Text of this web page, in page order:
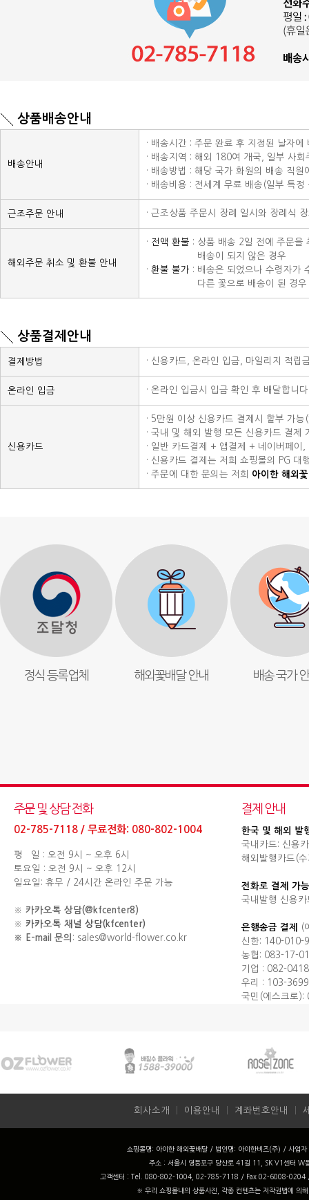
상품배송안내
배송안내
· 배송시간 : 주문 완료 후 지정된 날자에
· 배송지역 : 해외 180여 개국, 일부 사회
· 배송방법 : 해당 국가 화원의 배송 직원
· 배송비용 : 전세계 무료 배송(일부 특
근조주문 안내 · 근조상품 주문시 장례 일시와 장례식
해외주문 취소 및 환불 안내
· 전액 환불 : 상품 배송 2일 전에 주문을
배송이 되지 않은 경우
· 환불 불가 : 배송은 되었으나 수령자가
다른 꽃으로 배송이 된 경
상품결제안내
결제방법 · 신용카드, 온라인 입금, 마일리지 적
온라인 입금 · 온라인 입금시 입금 확인 후 배달합니
신용카드
· 5만원 이상 신용카드 결제시 할부 가
· 국내 및 해외 발행 모든 신용카드 결제
· 일반 카드결제 + 앱결제 + 네이버페이
· 신용카드 결제는 저희 쇼핑몰의 PG 대
· 주문에 대한 문의는 저희 아이한 해외
정식 등록업체 해외꽃배달 안내 배송 국가
주문 및 상담 전화
02-785-7118 / 무료전화: 080-802-1004
평 일 : 오전 9시 ~ 오후 6시
토요일 : 오전 9시 ~ 오후 12시
일요일: 휴무 / 24시간 온라인 주문 가능
※ 카카오톡 상담(@kfcenter8)
※ 카카오톡 채널 상담(kfcenter)
※ E-mail 문의 : sales@world-flower.co.kr
결제 안내
한국 및 해외 발
국내카드: 신용
해외발행카드(
전화로 결제 가
국내발행 신용
은행송금 결제
(
신한: 140-010-
농협: 083-17-
기업 : 082-
우리 : 103-
국민(에스크로
회사소개 이용안내 계좌번호안내
쇼핑몰명: 아이한 해외꽃배달 / 법인명: 아이한비즈(주) / 사업
주소 : 서울시 영등포구 당산로 41길 11, SK V1센터
고객센터 : Tel. 080-802-1004, 02-785-7118 / Fax 02-6008-0204
※ 우리 쇼핑몰내의 상품사진, 각종 컨텐츠는 저작권법에 의